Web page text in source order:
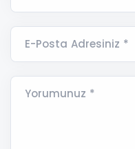
E-Posta Adresiniz *
Yorumunuz *